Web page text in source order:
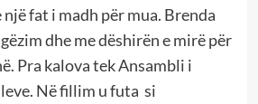
fat i madh për mua. Brenda
dhe me dëshirën e mirë për
Pra kalova tek Ansambli i
Në fillim u futa si